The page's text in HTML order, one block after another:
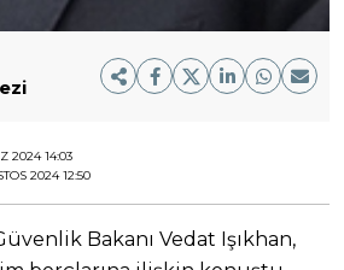
2024 14:03
2024 12:50
Bakanı Vedat Işıkhan,